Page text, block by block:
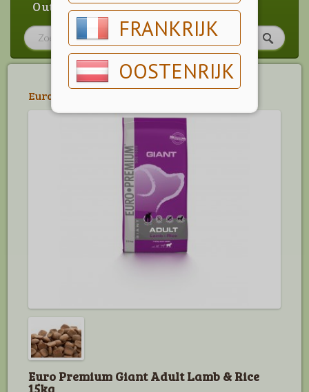
FRANKRIJK
OOSTENRIJK
Outlet
Euro Premium
Euro Premium Giant Adult Lamb & Rice
15kg